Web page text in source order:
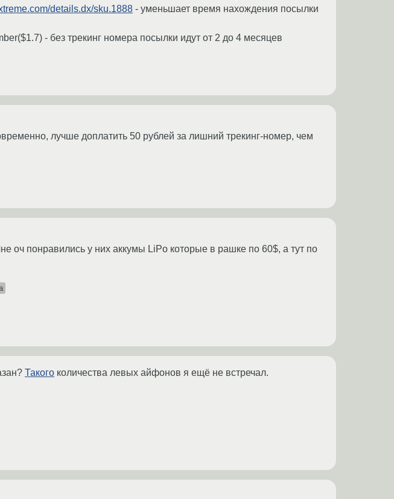
details.dx/sku.1888 - уменьшает время нахождения посылки
- без трекинг номера посылки идут от 2 до 4 месяцев
лучше доплатить 50 рублей за лишний трекинг-номер, чем
оч понравились у них аккумы LiPo которые в рашке по 60$, а тут по
Такого количества левых айфонов я ещё не встречал.